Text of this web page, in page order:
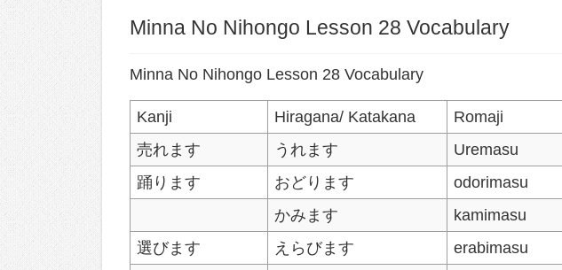
Minna No Nihongo Lesson 28 Vocabulary
Minna No Nihongo Lesson 28 Vocabulary
Kanji Hiragana/ Katakana Romaji
売れます
うれます Uremasu
踊ります
おどります odorimasu
かみます
kamimasu
選びます
えらびます erabimasu